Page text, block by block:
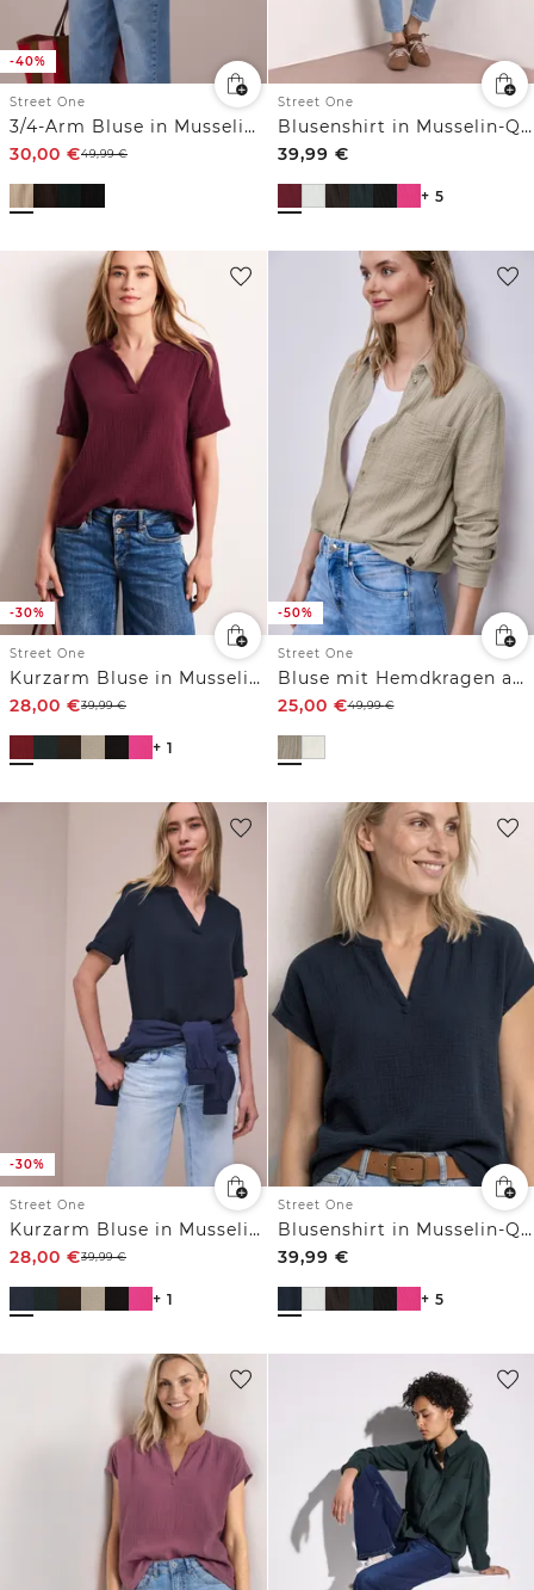
-40%
Street One
3/4-Arm Bluse in Musselinqualität
30,00 €49,99€
Street One
Blusenshirt in Musselin-Qualität
39,99 €
+ 5
-30%
Street One
Kurzarm Bluse in Musselinqualität mit Turn-Up
28,00 €39,99€
+ 1
-50%
Street One
Bluse mit Hemdkragen aus Musselinstoff
25,00 €49,99€
-30%
Street One
Kurzarm Bluse in Musselinqualität mit Turn-Up
28,00 €39,99€
+ 1
Street One
Blusenshirt in Musselin-Qualität
39,99 €
+ 5